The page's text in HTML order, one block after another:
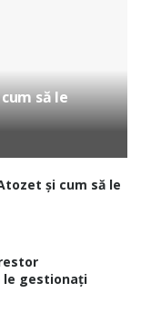
să le
și cum să le
le gestionați